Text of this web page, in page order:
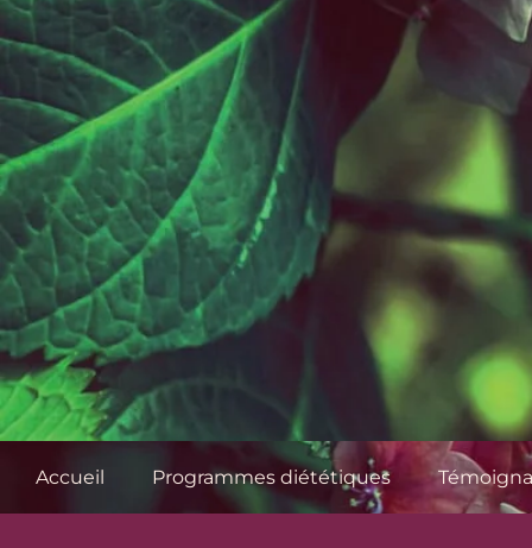
Accueil Programmes diététiques